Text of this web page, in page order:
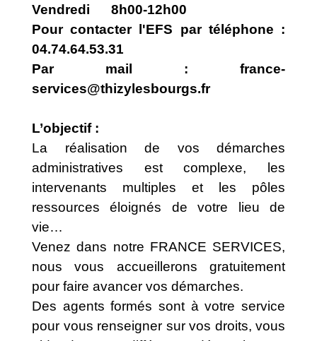
Vendredi 8h00-12h00
Pour contacter l'EFS par téléphone :
04.74.64.53.31
Par mail : france-
services@thizylesbourgs.fr
L’objectif :
La réalisation de vos démarches
administratives est complexe, les
intervenants multiples et les pôles
ressources éloignés de votre lieu de
vie…
Venez dans notre FRANCE SERVICES,
nous vous accueillerons gratuitement
pour faire avancer vos démarches.
Des agents formés sont à votre service
pour vous renseigner sur vos droits, vous